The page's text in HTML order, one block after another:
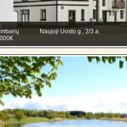
Naujoji Uosto g., 2/3 a.